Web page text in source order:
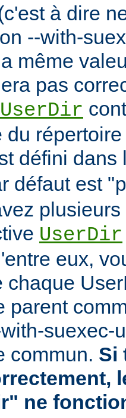
à dire
--with-
même
pas
UserDir
du
défini
défaut est "
UserDir
eux,
chaque
parent
suexec-
commun. Si
ne